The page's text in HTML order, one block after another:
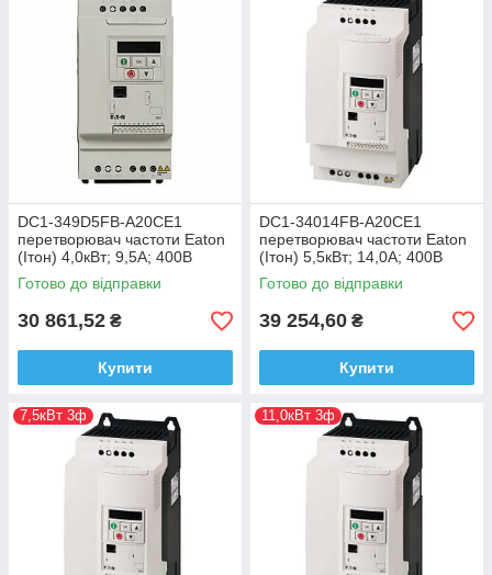
DC1-349D5FB-A20CE1
перетворювач частоти Eaton
(Ітон) 4,0кВт; 9,5А; 400В
Готово до відправки
30 861,52 ₴
Купити
DC1-34014FB-A20CE1
перетворювач частоти Eaton
(Ітон) 5,5кВт; 14,0А; 400В
Готово до відправки
39 254,60 ₴
Купити
7,5кВт 3ф 11,0кВт 3ф